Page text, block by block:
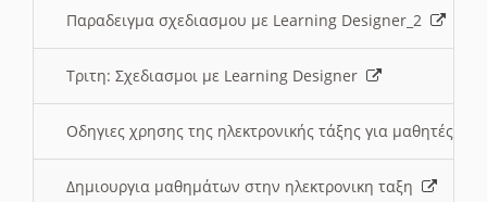
Παραδειγμα σχεδιασμου με Learning Designer_2
Τριτη: Σχεδιασμοι με Learning Designer
Οδηγιες χρησης της ηλεκτρονικής τάξης για μαθητές
Δημιουργια μαθημάτων στην ηλεκτρονικη ταξη